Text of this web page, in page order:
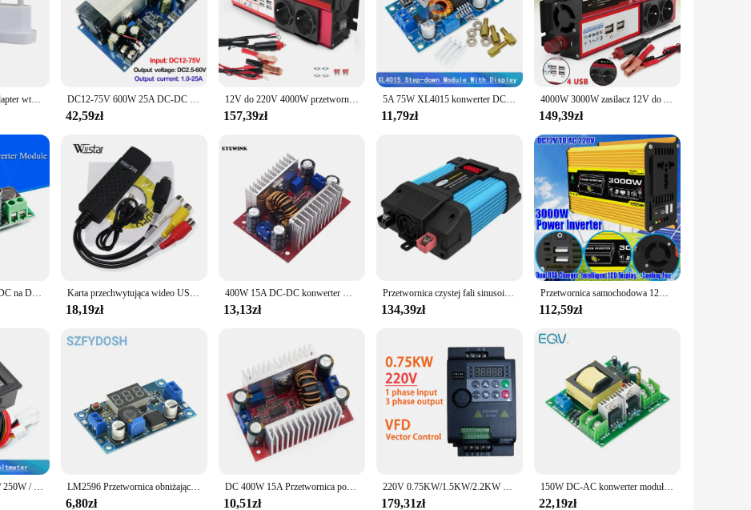
1 szt. 4.0mm/4.8mm Adapter wtyczki zasilającej nas do UE Euro Europe wtyczka zasilania konwerter wtyczki Adapter podróżny konwerter zasilania Outlet DC12-75V 600W 25A DC-DC Buck Stałe napięcie Przetwornica prądu stałego Regulator Buck Regulowany moduł mocy
42,59zł
12V do 220V 4000W przetwornica napięcia wyświetlacz LCD gniazdo ue falownik solarny podwójny USB szybki ładowanie do telefonu laptopy samochodowe
157,39zł
5A 75W XL4015 konwerter DC-DC regulowany moduł obniżający napięcie 4.0-38V do 1.25V-36V DIY regulowany zasilacz
11,79zł
4000W 3000W zasilacz 12V do AC 220 230V transformator z 4 USB EU ładowanie gniazda z wyświetlaczem LED do samochodu RV
149,39zł
Moduł konwertera AC/DC na DC Buck Step Down LM2596HV 3v 3.3V 5V 6V 9V 12V 15V 24V DC 5V-50V Regulowany zasilacz Step-Down 3A Karta przechwytująca wideo USB Easy Cap VHS VCR Mini DV Hi8 Konwerter DVD na cyfrowy RCA/S-video na USB 2.0 Nagrywanie audio-wideo
18,19zł
400W 15A DC-DC konwerter mocy moduł zwiększający napięcie moduł stałego zasilania 8.5V-50V do 10V-60V moduł zwiększający moc LED hurtowo
13,13zł
Przetwornica czystej fali sinusoidalnej 12V/24V na AC110V 220V 4000W 6000W Transformator napięcia Przetwornica mocy Inwerter solarny Wyświetlacz LED
134,39zł
Przetwornica samochodowa 12V na 220V/110V moc 4000W/3000W samochodowy transformator napięcia konwerter podwójne USB pojazd inteligentny samochodowy przetwornica napięcia
112,59zł
DC-DC 120W / 150W / 250W / 9A 300W / 300W 20A / 400W 15A / 600W 10A Step Up Boost Converter / Step Down Buck Power Supply Module LM2596 Przetwornica obniżająca napięcie DC Regulator napięcia Wyświetlacz LED Woltomierz 4.0~40 do 1.3-37V Adapter Buck Regulowany zasilacz
6,80zł
DC 400W 15A Przetwornica podwyższająca Stały prąd Zasilacz LED Driver 8.5-50V do 10-60V Ładowarka napięciowa Moduł podwyższający
10,51zł
220V 0.75KW/1.5KW/2.2KW 1HP/2HP/3HP Ekonomiczny Mini przetwornica częstotliwości VFD do falownika kontroli prędkości silnika
179,31zł
150W DC-AC konwerter moduł wspomagający 12V do 110V 200V 220V 280V 150W inwerter Boost Board Transformer
22,19zł